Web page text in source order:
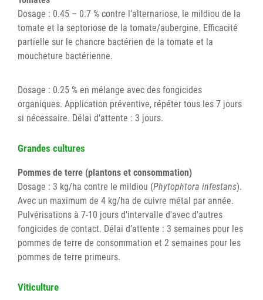
Dosage : 0.45 – 0.7 % contre l’alternariose, le mildiou de la
tomate et la septoriose de la tomate/aubergine. Efficacité
partielle sur le chancre bactérien de la tomate et la
moucheture bactérienne.
Dosage : 0.25 % en mélange avec des fongicides
organiques. Application préventive, répéter tous les 7 jours
si nécessaire. Délai d’attente : 3 jours.
Grandes cultures
Pommes de terre (plantons et consommation)
Dosage : 3 kg/ha contre le mildiou (Phytophtora infestans).
Avec un maximum de 4 kg/ha de cuivre métal par année.
Pulvérisations à 7-10 jours d'intervalle d'avec d'autres
fongicides de contact. Délai d’attente : 3 semaines pour les
pommes de terre de consommation et 2 semaines pour les
pommes de terre primeurs.
Viticulture